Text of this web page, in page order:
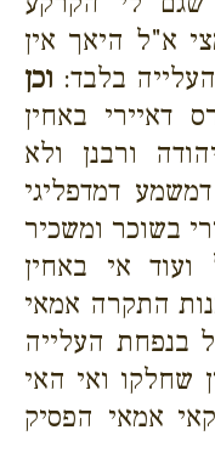
א"ל היאך אין
בלבד: וכן
דאיירי באחין
ורבנן ולא
דמדפליגי
בשוכר ומשכיר
ועוד אי באחין
התקרה אמאי
בנפחת העלייה
שחלקו ואי האי
אמאי הפסיק